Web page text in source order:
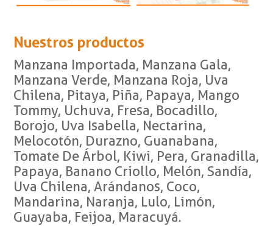
Nuestros productos
Manzana Importada, Manzana Gala,
Manzana Verde, Manzana Roja, Uva
Chilena, Pitaya, Piña, Papaya, Mango
Tommy, Uchuva, Fresa, Bocadillo,
Borojo, Uva Isabella, Nectarina,
Melocotón, Durazno, Guanabana,
Tomate De Árbol, Kiwi, Pera, Granadilla,
Papaya, Banano Criollo, Melón, Sandía,
Uva Chilena, Arándanos, Coco,
Mandarina, Naranja, Lulo, Limón,
Guayaba, Feijoa, Maracuyá.